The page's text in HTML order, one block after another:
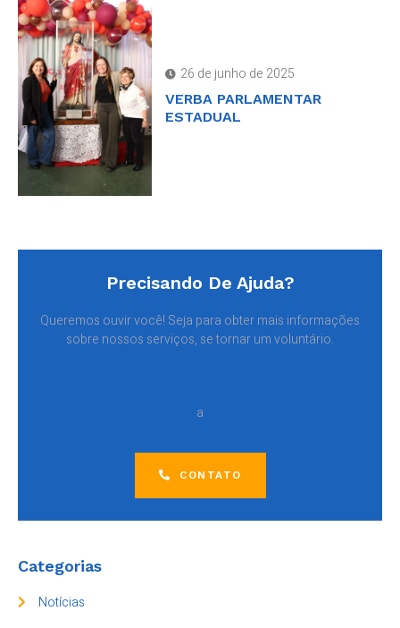
26 de junho de 2025
VERBA PARLAMENTAR
ESTADUAL
Precisando De Ajuda?
Queremos ouvir você! Seja para obter mais informações
sobre nossos serviços, se tornar um voluntário.
a
CONTATO
Categorias
Notícias